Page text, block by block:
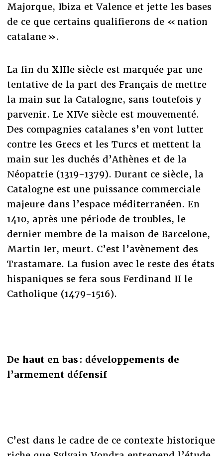
Majorque, Ibiza et Valence et jette les bases
de ce que certains qualifierons de « nation
catalane ».
La fin du XIIIe siècle est marquée par une
tentative de la part des Français de mettre
la main sur la Catalogne, sans toutefois y
parvenir. Le XIVe siècle est mouvementé.
Des compagnies catalanes s’en vont lutter
contre les Grecs et les Turcs et mettent la
main sur les duchés d’Athènes et de la
Néopatrie (1319-1379). Durant ce siècle, la
Catalogne est une puissance commerciale
majeure dans l’espace méditerranéen. En
1410, après une période de troubles, le
dernier membre de la maison de Barcelone,
Martin Ier, meurt. C’est l’avènement des
Trastamare. La fusion avec le reste des états
hispaniques se fera sous Ferdinand II le
Catholique (1479-1516).
De haut en bas : développements de
l’armement défensif
C’est dans le cadre de ce contexte historique